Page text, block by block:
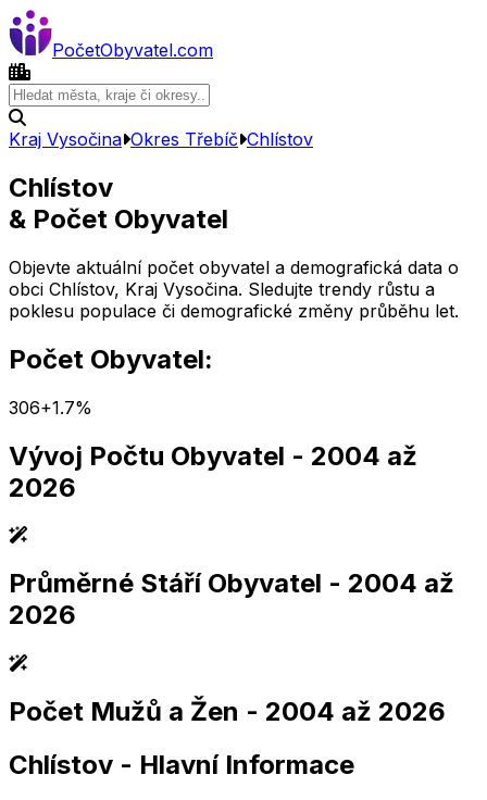
PočetObyvatel.com
Kraj Vysočina Okres Třebíč Chlístov
Chlístov
& Počet Obyvatel
Objevte aktuální počet obyvatel a demografická data o
obci Chlístov, Kraj Vysočina. Sledujte trendy růstu a
poklesu populace či demografické změny průběhu let.
Počet Obyvatel:
306+1.7%
Vývoj Počtu Obyvatel - 2004 až
2026
2,005 2,010 2,015 2,020 2,025
2,005 2,010 2,015 2,020 2,025
Průměrné Stáří Obyvatel - 2004 až
2026
2,005 2,010 2,015 2,020 2,025
2,005 2,010 2,015 2,020 2,025
Počet Mužů a Žen - 2004 až 2026
Chlístov - Hlavní Informace